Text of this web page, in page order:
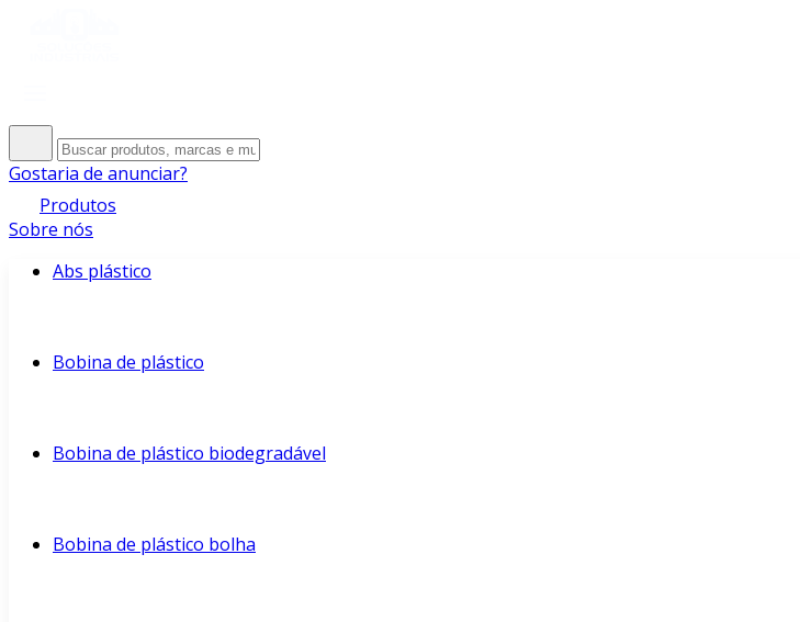
Gostaria de anunciar?
Produtos
Sobre nós
Abs plástico
Bobina de plástico
Bobina de plástico biodegradável
Bobina de plástico bolha